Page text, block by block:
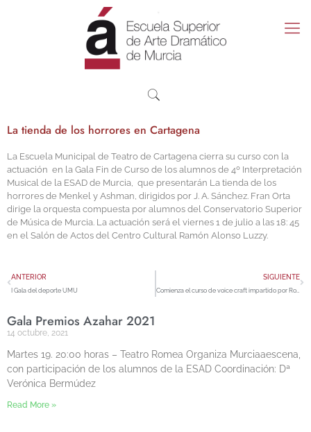
La tienda de los horrores en Cartagena
La Escuela Municipal de Teatro de Cartagena cierra su curso con la
actuación en la Gala Fin de Curso de los alumnos de 4º Interpretación
Musical de la ESAD de Murcia, que presentarán La tienda de los
horrores de Menkel y Ashman, dirigidos por J. A. Sánchez. Fran Orta
dirige la orquesta compuesta por alumnos del Conservatorio Superior
de Música de Murcia. La actuación será el viernes 1 de julio a las 18: 45
en el Salón de Actos del Centro Cultural Ramón Alonso Luzzy.
ANTERIOR
I Gala del deporte UMU
SIGUIENTE
Gala Premios Azahar 2021
14 octubre, 2021
Martes 19. 20:00 horas – Teatro Romea Organiza Murciaaescena,
con participación de los alumnos de la ESAD Coordinación: Dª
Verónica Bermúdez
Read More »